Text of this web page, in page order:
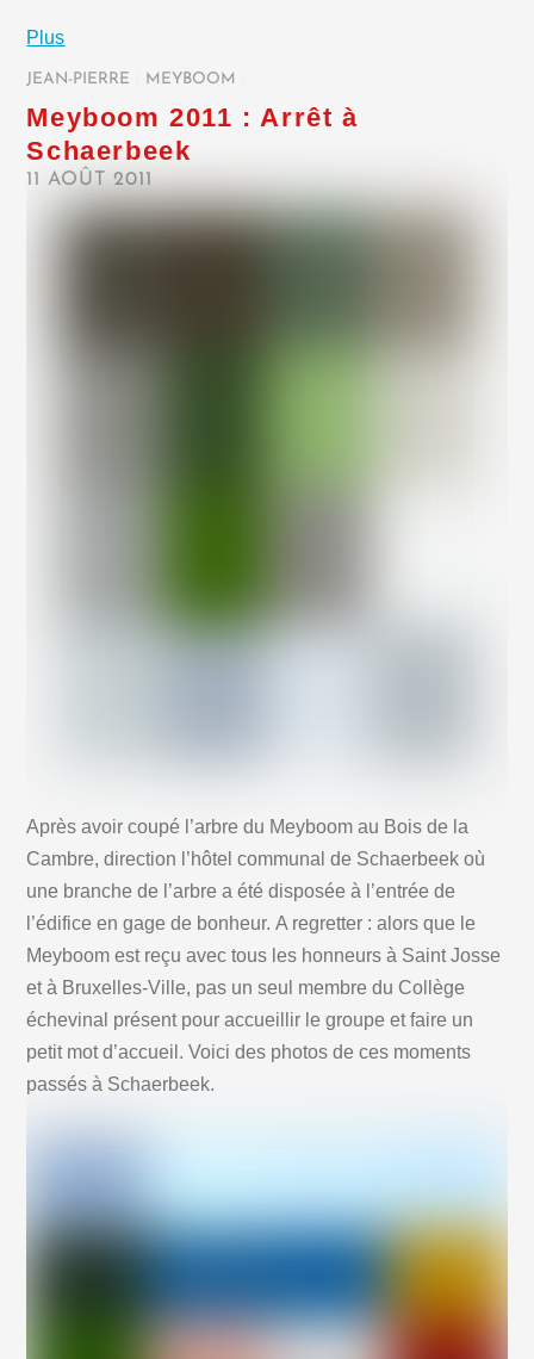
Plus
JEAN-PIERRE MEYBOOM
Meyboom 2011 : Arrêt à
Schaerbeek
11 AOÛT 2011
Après avoir coupé l’arbre du Meyboom au Bois de la
Cambre, direction l’hôtel communal de Schaerbeek où
une branche de l’arbre a été disposée à l’entrée de
l’édifice en gage de bonheur. A regretter : alors que le
Meyboom est reçu avec tous les honneurs à Saint Josse
et à Bruxelles-Ville, pas un seul membre du Collège
échevinal présent pour accueillir le groupe et faire un
petit mot d’accueil. Voici des photos de ces moments
passés à Schaerbeek.